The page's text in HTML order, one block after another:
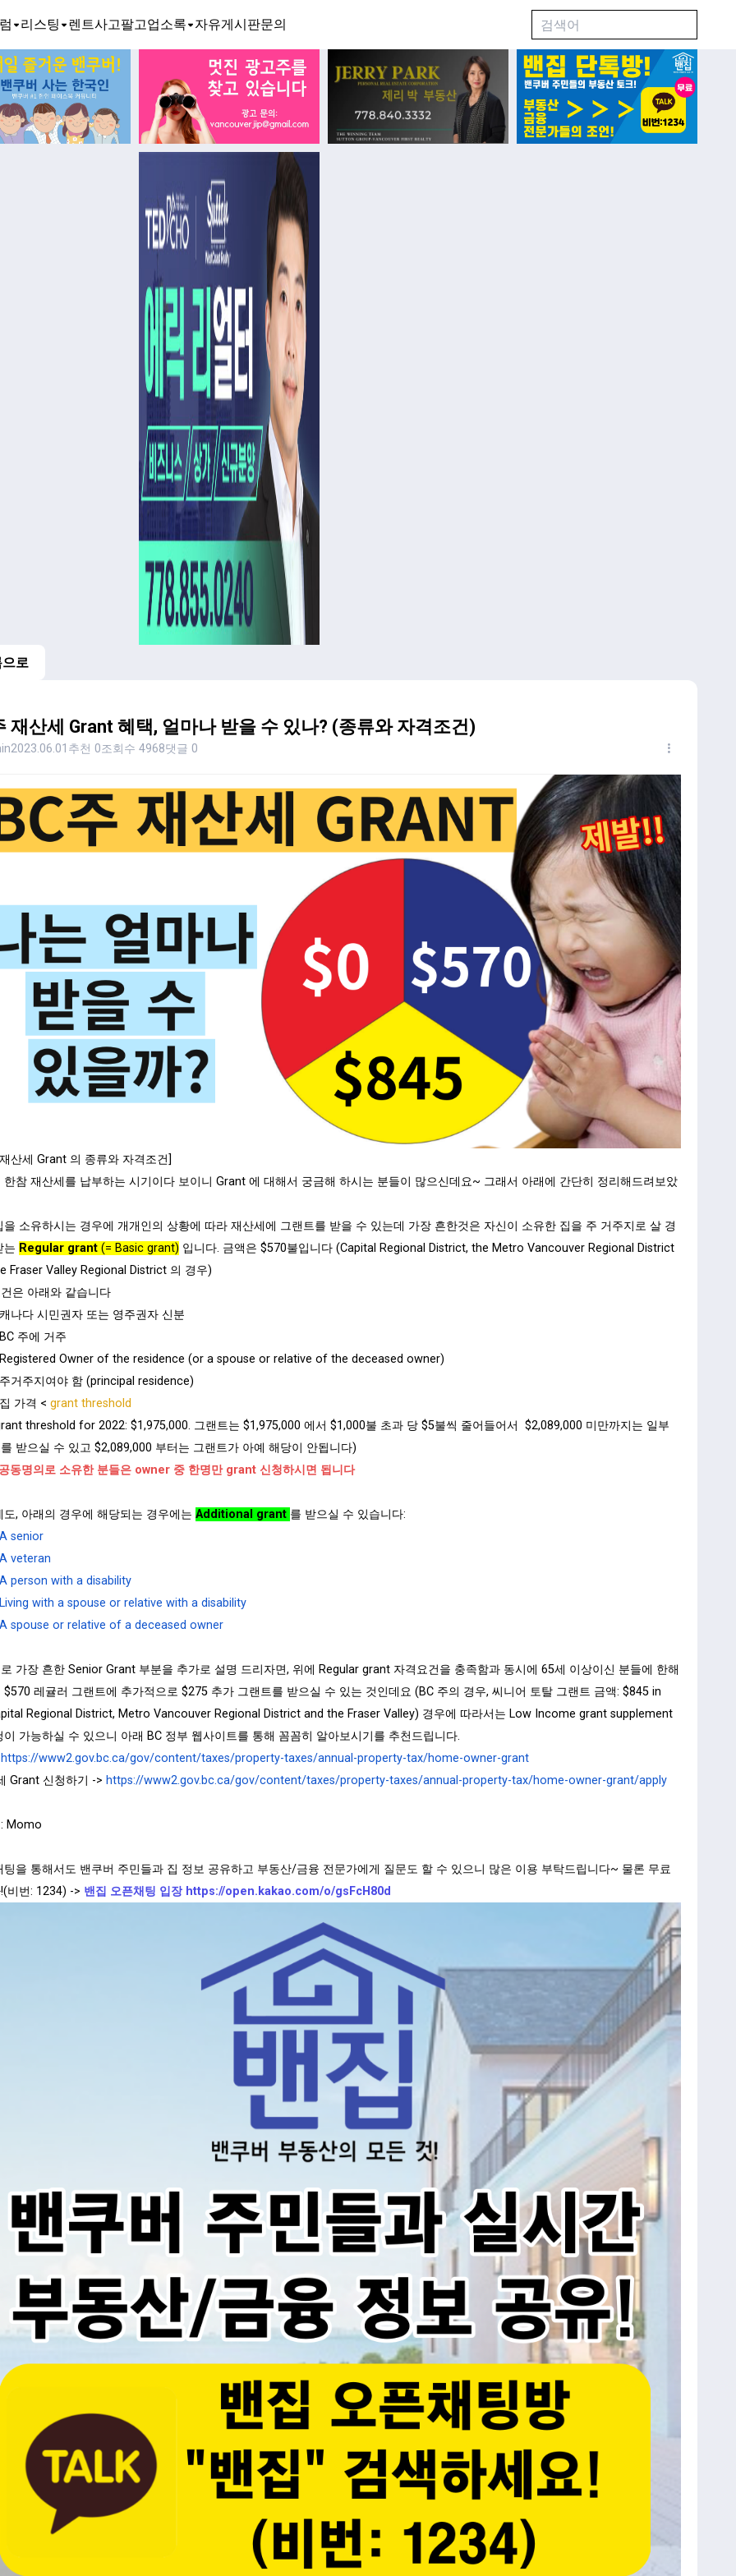
리스팅 렌트사고팔고업소록 자유게시판문의
으로
재산세 Grant 혜택, 얼마나 받을 수 있나? (종류와 자격조건)
2023.06.01 추천 0조회수 4968댓글 0
산세 Grant 의 종류와 자격조건]
한참 재산세를 납부하는 시기이다 보이니 Grant 에 대해서 궁금해 하시는 분들이 많으신데요~ 그래서 아래에 간단히 정리해드려보았
을 소유하시는 경우에 개개인의 상황에 따라 재산세에 그랜트를 받을 수 있는데 가장 흔한것은 자신이 소유한 집을 주 거주지로 살 경
는 Regular grant (= Basic grant) 입니다. 금액은 $570불입니다 (Capital Regional District, the Metro Vancouver Regional District
Fraser Valley Regional District 의 경우)
은 아래와 같습니다
캐나다 시민권자 또는 영주권자 신분
BC 주에 거주
Registered Owner of the residence (or a spouse or relative of the deceased owner)
주거주지여야 함 (principal residence)
집 가격 < grant threshold
threshold for 2022: $1,975,000. 그랜트는 $1,975,000 에서 $1,000불 초과 당 $5불씩 줄어들어서 $2,089,000 미만까지는 일부
받으실 수 있고 $2,089,000 부터는 그랜트가 아예 해당이 안됩니다)
동명의로 소유한 분들은 owner 중 한명만 grant 신청하시면 됩니다
도, 아래의 경우에 해당되는 경우에는 Additional grant 를 받으실 수 있습니다:
A senior
A veteran
A person with a disability
Living with a spouse or relative with a disability
A spouse or relative of a deceased owner
가장 흔한 Senior Grant 부분을 추가로 설명 드리자면, 위에 Regular grant 자격요건을 충족함과 동시에 65세 이상이신 분들에 한해
$570 레귤러 그랜트에 추가적으로 $275 추가 그랜트를 받으실 수 있는 것인데요 (BC 주의 경우, 씨니어 토탈 그랜트 금액: $845 in
Regional District, Metro Vancouver Regional District and the Fraser Valley) 경우에 따라서는 Low Income grant supplement
이 가능하실 수 있으니 아래 BC 정부 웹사이트를 통해 꼼꼼히 알아보시기를 추천드립니다.
https://www2.gov.bc.ca/gov/content/taxes/property-taxes/annual-property-tax/home-owner-grant
Grant 신청하기 -> https://www2.gov.bc.ca/gov/content/taxes/property-taxes/annual-property-tax/home-owner-grant/apply
Momo
팅을 통해서도 밴쿠버 주민들과 집 정보 공유하고 부동산/금융 전문가에게 질문도 할 수 있으니 많은 이용 부탁드립니다~ 물론 무료
비번: 1234) -> 밴집 오픈채팅 입장 https://open.kakao.com/o/gsFcH80d